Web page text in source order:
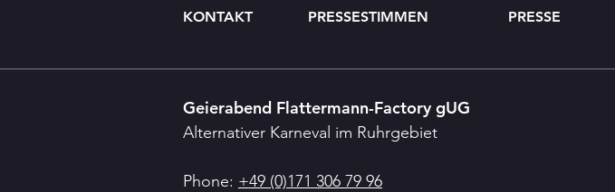
KONTAKT PRESSESTIMMEN PRESSE
Geierabend Flattermann-Factory gUG
Alternativer Karneval im Ruhrgebiet
Phone: +49 (0)171 306 79 96